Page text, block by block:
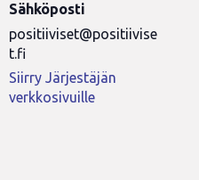
Sähköposti
positiiviset@positiivise
t.fi
Siirry Järjestäjän
verkkosivuille